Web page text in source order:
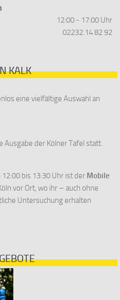
12:00 - 17:00 Uhr
02232.14 82 92
KALK
eine vielfältige Auswahl an
der Kölner Tafel statt.
bis 13:30 Uhr ist der Mobile
vor Ort, wo ihr – auch ohne
Untersuchung erhalten